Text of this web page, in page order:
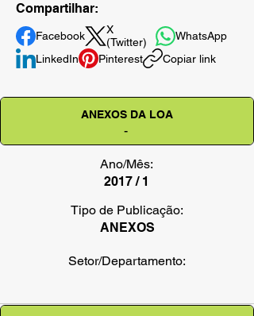
Compartilhar:
Facebook
X
(Twitter)
WhatsApp
LinkedIn
Pinterest Copiar link
ANEXOS DA LOA
-
Ano/Mês:
2017 / 1
Tipo de Publicação:
ANEXOS
Setor/Departamento: